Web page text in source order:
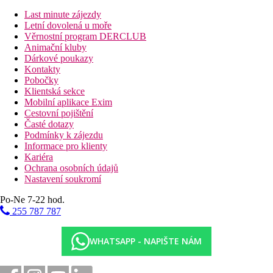
pokoj s větší plochou, vanou, sprchou, extra prostor pro
posezení, možnost přidání přistýlky.
Suita s jednou ložnicí s výhledem na bazén (cca 57 m²):
samostatná ložnice, obývací prostor, velká koupelna s vanou a
sprchou, Wi-Fi a terasa / balkon.
Rezidenční suita s jednou ložnicí (část „Residence Pool Suite“,
cca 57 m²): kompletně vybavená kuchyňka, obývací část,
klimatizace, terasové propojení na bazén, koupelna se sprchou i
vanou — ideální pro delší pobyty.
Dvoupokojová exekutivní suita (cca 130 m²): dvě ložnice,
obývací a jídelní prostor, hlavní ložnice s vanou a sprchou,
druhá ložnice s vlastní koupelnou, velký prostor pro rodiny nebo
skupiny.
Sport a zábava
Hosté mají přístup k venkovnímu bazénu, 24hodinovému fitness
centru a pohodlné střešní terase („The Lawn“) pro relaxaci.
Wellness služby jsou poskytovány přímo na pokoj
prostřednictvím masáží. Hotel rovněž nabízí shuttle servis, čímž
usnadňuje objevování Bangkoku – procházky po městě nebo
Last minute zájezdy
Letní dovolená u moře
Věrnostní program DERCLUB
Animační kluby
Dárkové poukazy
Kontakty
Pobočky
Klientská sekce
Mobilní aplikace Exim
Cestovní pojištění
Časté dotazy
Podmínky k zájezdu
Informace pro klienty
Kariéra
Ochrana osobních údajů
Nastavení soukromí
Po-Ne 7-22 hod.
255 787 787
WHATSAPP - NAPIŠTE NÁM